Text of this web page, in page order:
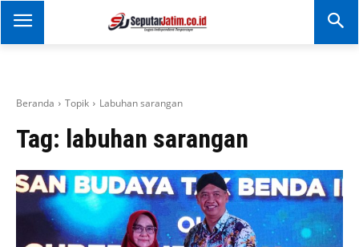
SEPUTAR JATIM
Portal Informasi Dan
Beranda Topik Labuhan sarangan
Tag: labuhan sarangan